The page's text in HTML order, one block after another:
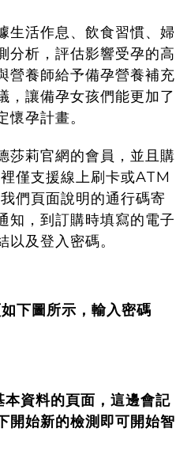
生活作息、飲食習慣、婦
分析，評估影響受孕的高
營養師給予備孕營養補充
，讓備孕女孩們能更加了
孕計畫。
莎莉官網的會員，並且購
僅支援線上刷卡或ATM
們頁面說明的通行碼寄
知，到訂購時填寫的電子
及登入密碼。
下圖所示，輸入密碼
資料的頁面，這邊會記
開始新的檢測即可開始智